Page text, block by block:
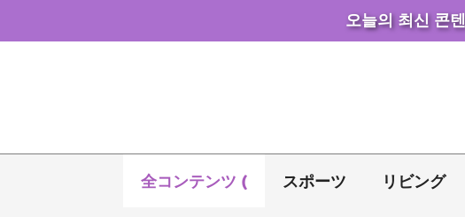
오늘의 최신 콘
全コンテンツ ( スポーツ リビング